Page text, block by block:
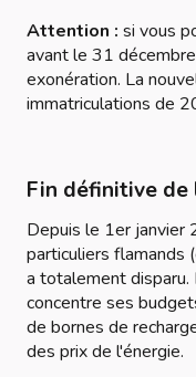
Attention : si vous
avant le 31
exonération. La
immatriculations de
Fin définitive
Depuis le 1er janvier
particuliers flamands
a totalement
concentre ses
de bornes de
des prix de l'énergie.